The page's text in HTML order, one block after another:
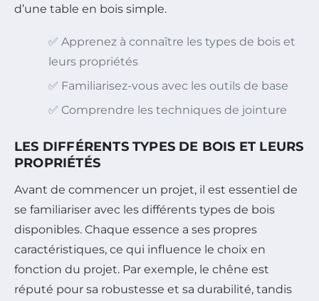
d’une table en bois simple.
✅ Apprenez à connaître les types de bois et
leurs propriétés
✅ Familiarisez-vous avec les outils de base
✅ Comprendre les techniques de jointure
LES DIFFÉRENTS TYPES DE BOIS ET LEURS
PROPRIÉTÉS
Avant de commencer un projet, il est essentiel de
se familiariser avec les différents types de bois
disponibles. Chaque essence a ses propres
caractéristiques, ce qui influence le choix en
fonction du projet. Par exemple, le chêne est
réputé pour sa robustesse et sa durabilité, tandis